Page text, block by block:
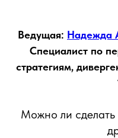
Ведущая: Надежда
Специалист по
стратегиям,
Можно ли сделать